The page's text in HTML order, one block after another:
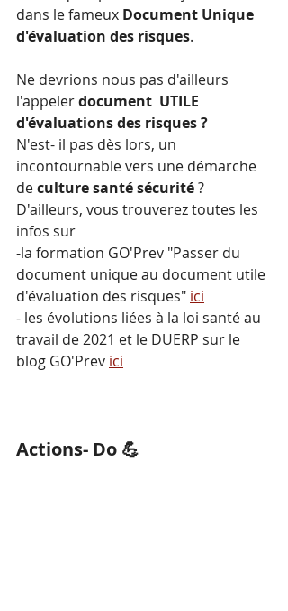
dans le fameux Document Unique
d'évaluation des risques.
Ne devrions nous pas d'ailleurs
l'appeler document  UTILE
d'évaluations des risques ?
N'est- il pas dès lors, un
incontournable vers une démarche
de culture santé sécurité ?
D'ailleurs, vous trouverez toutes les
infos sur
-la formation GO'Prev "Passer du
document unique au document utile
d'évaluation des risques" ici
- les évolutions liées à la loi santé au
travail de 2021 et le DUERP sur le
blog GO'Prev ici
Actions- Do 💪